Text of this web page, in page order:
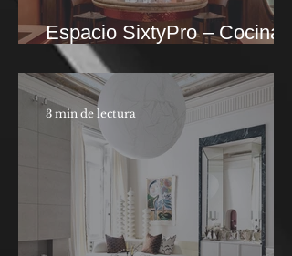
Espacio SixtyPro – Cocina
Savia en Casa Decor 2026
3 min de lectura